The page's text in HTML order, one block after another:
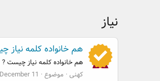
نیاز
هم خانواده کلمه نیاز
هم خانواده کلمه نیاز چیست ?
کهنی موضوع 11